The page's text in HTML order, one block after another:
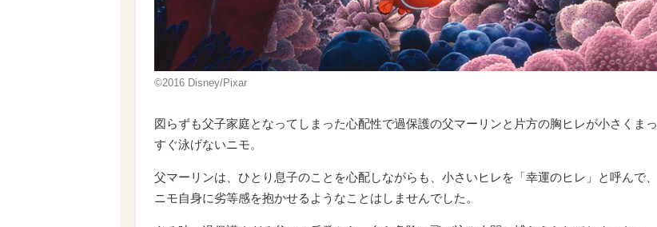
©2016 Disney/Pixar
図らずも父子家庭となってしまった心配性で過保護の父マーリンと片方の胸ヒレが小さくまっ
すぐ泳げないニモ。
父マーリンは、ひとり息子のことを心配しながらも、小さいヒレを「幸運のヒレ」と呼んで、
ニモ自身に劣等感を抱かせるようなことはしませんでした。